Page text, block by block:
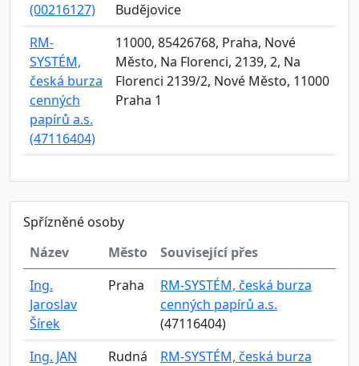
(00216127)
Budějovice
RM-
SYSTÉM,
česká burza
cenných
papírů a.s.
(47116404)
11000, 85426768, Praha, Nové
Město, Na Florenci, 2139, 2, Na
Florenci 2139/2, Nové Město, 11000
Praha 1
Spřízněné osoby
Název
Město
Související přes
Ing.
Jaroslav
Šírek
Praha
RM-SYSTÉM, česká burza
cenných papírů a.s.
(47116404)
Ing. JAN
Rudná
RM-SYSTÉM, česká burza